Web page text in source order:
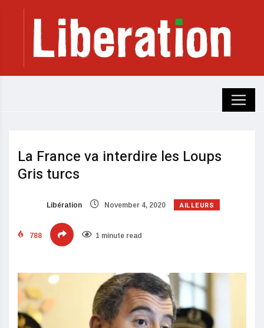
La France va interdire les Loups
Gris turcs
Libération November 4, 2020 AILLEURS
788 1 minute read